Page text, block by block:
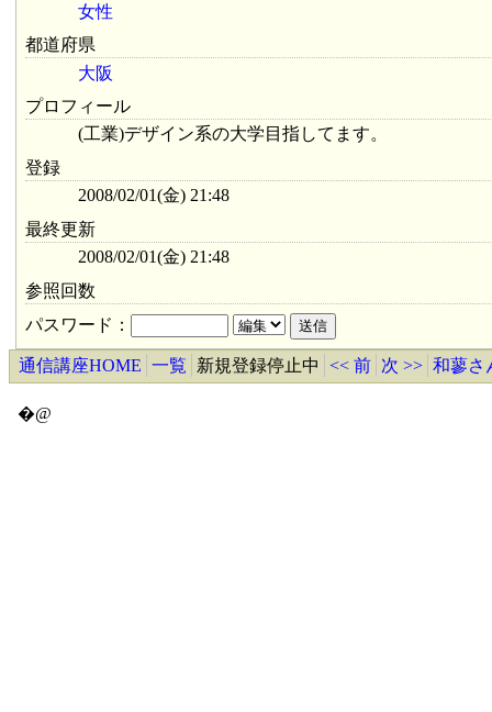
女性
都道府県
大阪
プロフィール
(工業)デザイン系の大学目指してます。
登録
2008/02/01(金) 21:48
最終更新
2008/02/01(金) 21:48
参照回数
パスワード：
通信講座HOME 一覧 新規登録停止中 << 前 次 >> 和蓼さ
�@